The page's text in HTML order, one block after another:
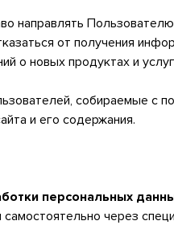
направлять
от получения
о новых продуктах и
собираемые с
и его содержания.
персональных
самостоятельно через